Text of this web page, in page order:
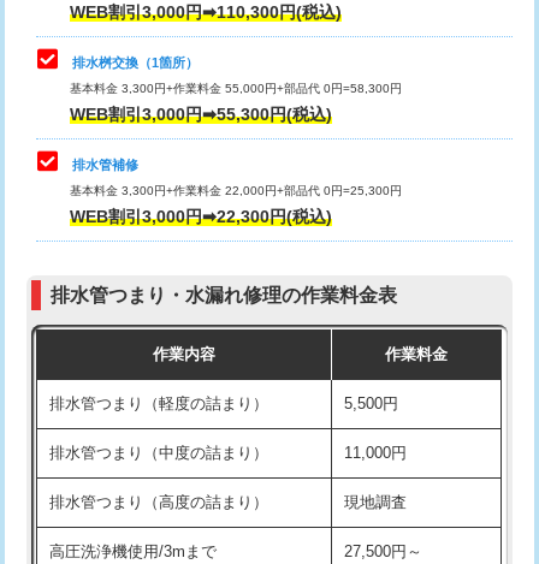
マス交換（深さ50㎝以上）
コンクリート斫り（厚さ10㎝まで）
コンクリート斫り（厚さ10㎝超え）
モルタル補修（厚さ10㎝まで）
モルタル補修（厚さ10㎝超え）
追加人工 16,500円
現場見積
※給水管工事は20mmまでの価格です。
交換・取付（タンク）
交換・取付(単水栓（壁付・デッキ
式）)
交換・取付(混合水栓（壁付・デッキ
式・ワンホール）)
16,500円+材料費
交換・取付(排水栓・排水トラップ
交換・取付（その他部品） 11,000円+材料費
持込商品取付（単水栓） 13,200円
持込商品取付（混合水栓） 16,500円
持込商品取付（浄水器・分岐水栓） 16,500円
給水管工事※（ホール加工) 16,500円
給水管工事※（バンド止め) 3,300円
WEB割引3,000円➡110,300円(税込)
排水桝交換（1箇所）
基本料金 3,300円+作業料金 55,000円+部品代 0円=58,300円
WEB割引3,000円➡55,300円(税込)
排水管補修
基本料金 3,300円+作業料金 22,000円+部品代 0円=25,300円
WEB割引3,000円➡22,300円(税込)
排水管つまり・水漏れ修理の作業料金表
作業内容 作業料金
排水管つまり（軽度の詰まり） 5,500円
排水管つまり（中度の詰まり） 11,000円
排水管つまり（高度の詰まり） 現地調査
高圧洗浄機使用/3mまで
27,500円～